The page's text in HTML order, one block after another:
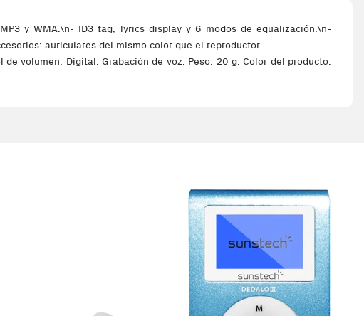
y WMA.\n- ID3 tag, lyrics display y 6 modos de equalización.\n-
auriculares del mismo color que el reproductor.
volumen: Digital. Grabación de voz. Peso: 20 g. Color del producto: